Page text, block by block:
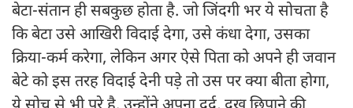
बेटा-संतान ही सबकुछ होता है. जो जिंदगी भर ये सोचता है
कि बेटा उसे आखिरी विदाई देगा, उसे कंधा देगा, उसका
क्रिया-कर्म करेगा, लेकिन अगर ऐसे पिता को अपने ही जवान
बेटे को इस तरह विदाई देनी पड़े तो उस पर क्या बीता होगा,